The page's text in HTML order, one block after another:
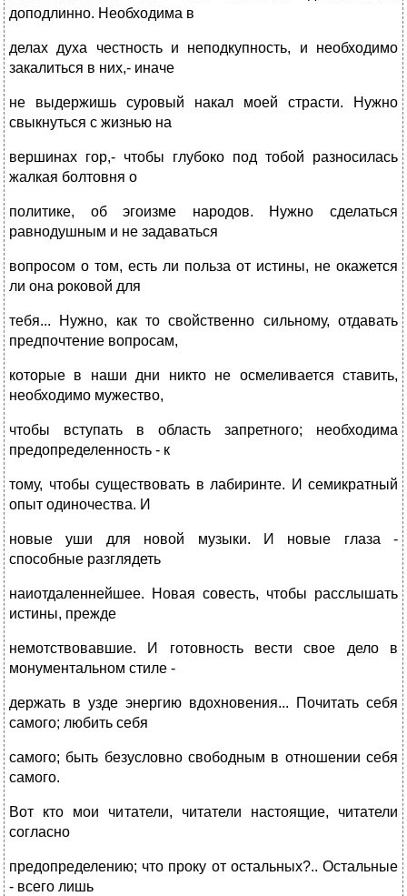
доподлинно. Необходима в
делах духа честность и неподкупность, и необходимо
закалиться в них,- иначе
не выдержишь суровый накал моей страсти. Нужно
свыкнуться с жизнью на
вершинах гор,- чтобы глубоко под тобой разносилась
жалкая болтовня о
политике, об эгоизме народов. Нужно сделаться
равнодушным и не задаваться
вопросом о том, есть ли польза от истины, не окажется
ли она роковой для
тебя... Нужно, как то свойственно сильному, отдавать
предпочтение вопросам,
которые в наши дни никто не осмеливается ставить,
необходимо мужество,
чтобы вступать в область запретного; необходима
предопределенность - к
тому, чтобы существовать в лабиринте. И семикратный
опыт одиночества. И
новые уши для новой музыки. И новые глаза -
способные разглядеть
наиотдаленнейшее. Новая совесть, чтобы расслышать
истины, прежде
немотствовавшие. И готовность вести свое дело в
монументальном стиле -
держать в узде энергию вдохновения... Почитать себя
самого; любить себя
самого; быть безусловно свободным в отношении себя
самого.
Вот кто мои читатели, читатели настоящие, читатели
согласно
предопределению; что проку от остальных?.. Остальные
- всего лишь